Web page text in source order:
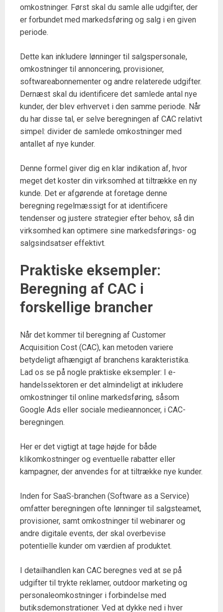
omkostninger. Først skal du samle alle udgifter, der
er forbundet med markedsføring og salg i en given
periode.
Dette kan inkludere lønninger til salgspersonale,
omkostninger til annoncering, provisioner,
softwareabonnementer og andre relaterede udgifter.
Dernæst skal du identificere det samlede antal nye
kunder, der blev erhvervet i den samme periode. Når
du har disse tal, er selve beregningen af CAC relativt
simpel: divider de samlede omkostninger med
antallet af nye kunder.
Denne formel giver dig en klar indikation af, hvor
meget det koster din virksomhed at tiltrække en ny
kunde. Det er afgørende at foretage denne
beregning regelmæssigt for at identificere
tendenser og justere strategier efter behov, så din
virksomhed kan optimere sine markedsførings- og
salgsindsatser effektivt.
Praktiske eksempler:
Beregning af CAC i
forskellige brancher
Når det kommer til beregning af Customer
Acquisition Cost (CAC), kan metoden variere
betydeligt afhængigt af branchens karakteristika.
Lad os se på nogle praktiske eksempler: I e-
handelssektoren er det almindeligt at inkludere
omkostninger til online markedsføring, såsom
Google Ads eller sociale medieannoncer, i CAC-
beregningen.
Her er det vigtigt at tage højde for både
klikomkostninger og eventuelle rabatter eller
kampagner, der anvendes for at tiltrække nye kunder.
Inden for SaaS-branchen (Software as a Service)
omfatter beregningen ofte lønninger til salgsteamet,
provisioner, samt omkostninger til webinarer og
andre digitale events, der skal overbevise
potentielle kunder om værdien af produktet.
I detailhandlen kan CAC beregnes ved at se på
udgifter til trykte reklamer, outdoor marketing og
personaleomkostninger i forbindelse med
butiksdemonstrationer. Ved at dykke ned i hver